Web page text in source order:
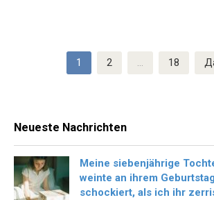
1 2 … 18
Neueste Nachrichten
Meine siebenjährige
weinte an ihrem
schockiert, als ich ihr